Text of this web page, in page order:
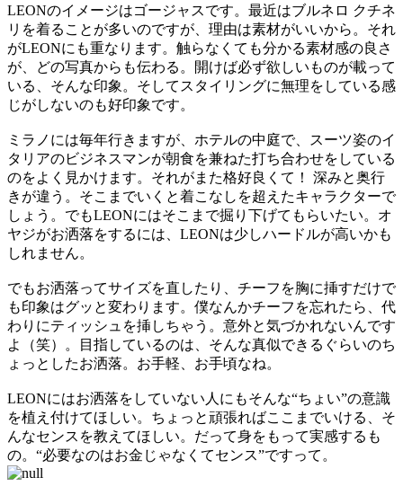
LEONのイメージはゴージャスです。最近はブルネロ クチネ
リを着ることが多いのですが、理由は素材がいいから。それ
がLEONにも重なります。触らなくても分かる素材感の良さ
が、どの写真からも伝わる。開けば必ず欲しいものが載って
いる、そんな印象。そしてスタイリングに無理をしている感
じがしないのも好印象です。
ミラノには毎年行きますが、ホテルの中庭で、スーツ姿のイ
タリアのビジネスマンが朝食を兼ねた打ち合わせをしている
のをよく見かけます。それがまた格好良くて！ 深みと奥行
きが違う。そこまでいくと着こなしを超えたキャラクターで
しょう。でもLEONにはそこまで掘り下げてもらいたい。オ
ヤジがお洒落をするには、LEONは少しハードルが高いかも
しれません。
でもお洒落ってサイズを直したり、チーフを胸に挿すだけで
も印象はグッと変わります。僕なんかチーフを忘れたら、代
わりにティッシュを挿しちゃう。意外と気づかれないんです
よ（笑）。目指しているのは、そんな真似できるぐらいのち
ょっとしたお洒落。お手軽、お手頃なね。
LEONにはお洒落をしていない人にもそんな“ちょい”の意識
を植え付けてほしい。ちょっと頑張ればここまでいける、そ
んなセンスを教えてほしい。だって身をもって実感するも
の。“必要なのはお金じゃなくてセンス”ですって。